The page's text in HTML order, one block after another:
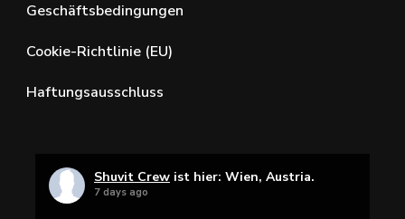
Geschäftsbedingungen
Cookie-Richtlinie (EU)
Haftungsausschluss
Shuvit Crew ist hier: Wien, Austria.
7 days ago